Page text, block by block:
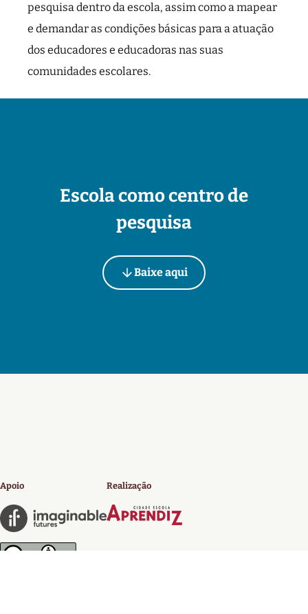
pesquisa dentro da escola, assim como a mapear
e demandar as condições básicas para a atuação
dos educadores e educadoras nas suas
comunidades escolares.
Escola como centro de
pesquisa
Baixe aqui
Apoio Realização